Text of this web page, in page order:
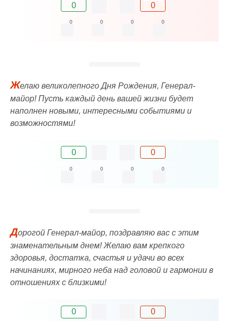
0 0
0 0 0 0
Желаю великолепного Дня Рождения, Генерал-
майор! Пусть каждый день вашей жизни будет
наполнен новыми, интересными событиями и
возможностями!
0 0
0 0 0 0
Дорогой Генерал-майор, поздравляю вас с этим
знаменательным днем! Желаю вам крепкого
здоровья, достатка, счастья и удачи во всех
начинаниях, мирного неба над головой и гармонии в
отношениях с близкими!
0 0